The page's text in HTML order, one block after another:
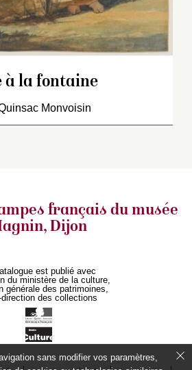
à la fontaine
Monvoisin
français du musée
Dijon
est publié avec
du ministère de la culture,
générale des patrimoines,
des collections
sans modifier vos paramètres,